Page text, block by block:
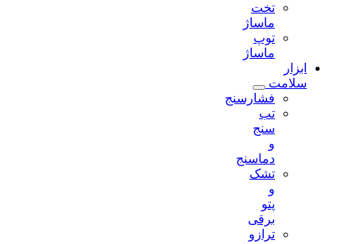
تخت
ماساژ
توپ
ماساژ
ابزار
سلامت
فشارسنج
دماسنج
تشک
ترازو